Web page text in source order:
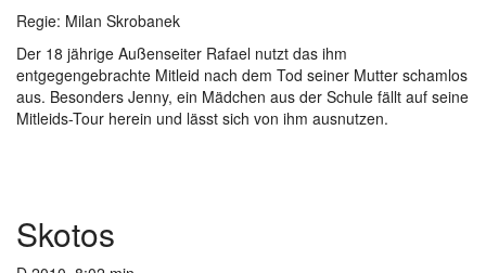
Regie: Milan Skrobanek
Der 18 jährige Außenseiter Rafael nutzt das ihm
entgegengebrachte Mitleid nach dem Tod seiner Mutter schamlos
aus. Besonders Jenny, ein Mädchen aus der Schule fällt auf seine
Mitleids-Tour herein und lässt sich von ihm ausnutzen.
Skotos